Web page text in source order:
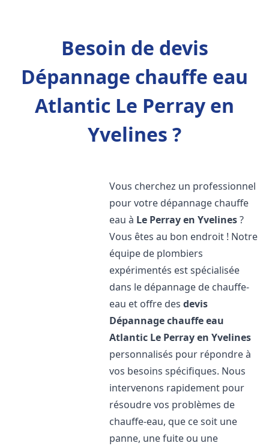
Besoin de devis
Dépannage chauffe eau
Atlantic Le Perray en
Yvelines ?
Vous cherchez un professionnel
pour votre dépannage chauffe
eau à Le Perray en Yvelines?
Vous êtes au bon endroit ! Notre
équipe de plombiers
expérimentés est spécialisée
dans le dépannage de chauffe-
eau et offre desdevis
Dépannage chauffe eau
Atlantic Le Perray en Yvelines
personnalisés pour répondre à
vos besoins spécifiques. Nous
intervenons rapidement pour
résoudre vos problèmes de
chauffe-eau, que ce soit une
panne, une fuite ou une